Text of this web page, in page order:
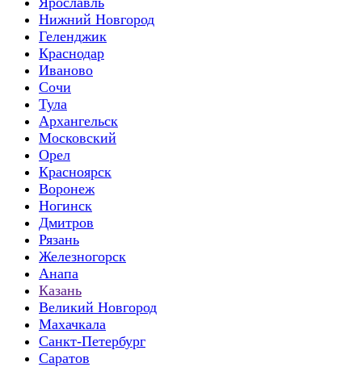
Нижний Новгород
Геленджик
Краснодар
Иваново
Сочи
Тула
Архангельск
Московский
Орел
Красноярск
Воронеж
Ногинск
Дмитров
Рязань
Железногорск
Анапа
Казань
Великий Новгород
Махачкала
Санкт-Петербург
Саратов